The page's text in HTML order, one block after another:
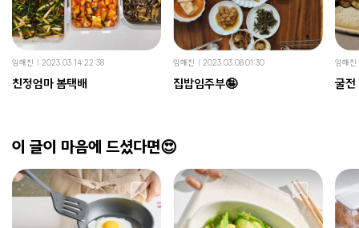
임해진 2023.03.14 22:38
친정엄마 봄택배
임해진 2023.03.08 01:30
집밥임주부🤪
임해진
굴전
이 글이 마음에 드셨다면😍